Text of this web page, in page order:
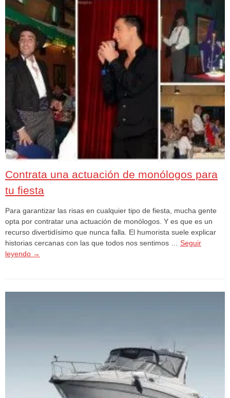
Contrata una actuación de monólogos para
tu fiesta
Para garantizar las risas en cualquier tipo de fiesta, mucha gente
opta por contratar una actuación de monólogos. Y es que es un
recurso divertidísimo que nunca falla. El humorista suele explicar
historias cercanas con las que todos nos sentimos … Seguir
leyendo →